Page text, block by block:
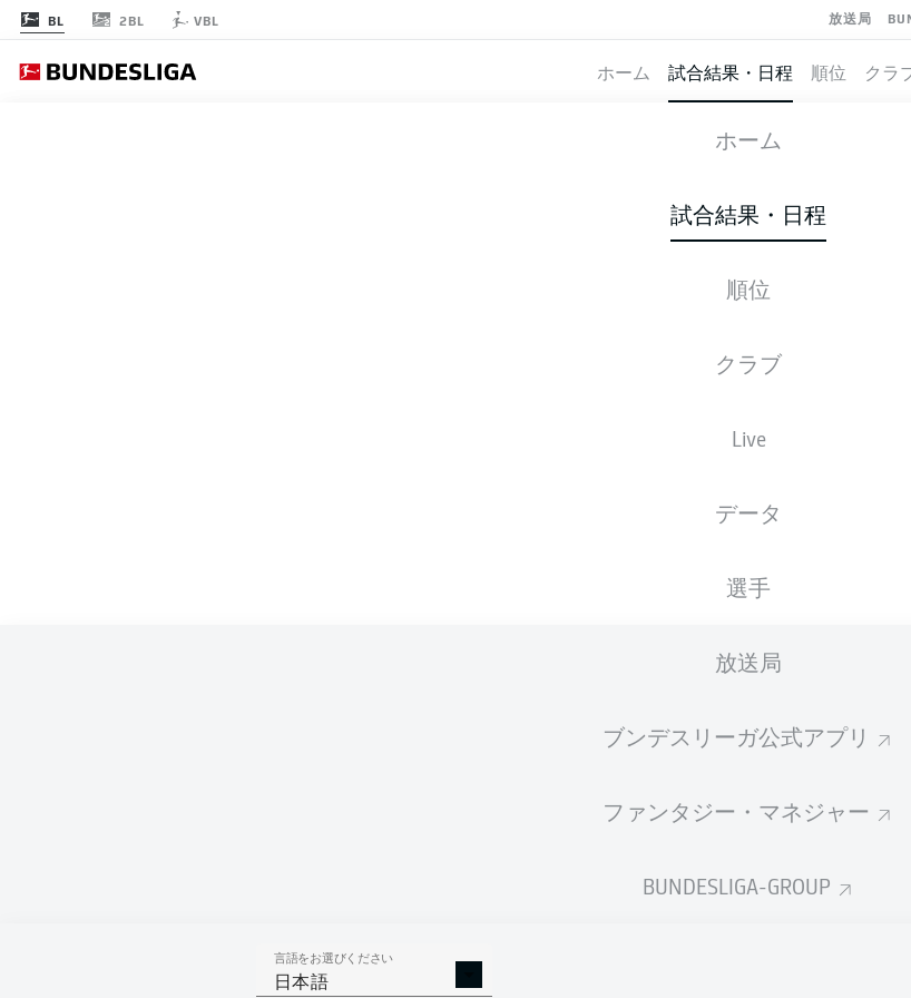
BL 2BL VBL 放送局
ホーム 試合結果・日程 順位 クラ
ホーム
試合結果・日程
順位
クラブ
Live
データ
選手
放送局
ブンデスリーガ公式アプリ
ファンタジー・マネジャー
BUNDESLIGA-GROUP
言語をお選びください
日本語
PADERBORN BORUSSIA
スターティングメンバー
金, 05.02.2027 - 日, 07.02.2027
広告